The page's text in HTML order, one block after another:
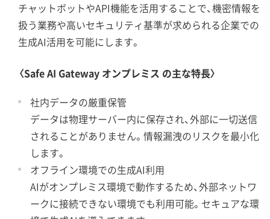
チャットボットやAPI機能を活用することで、機密情報を
扱う業務や高いセキュリティ基準が求められる企業での
生成AI活用を可能にします。
〈Safe AI Gateway オンプレミス の主な特長〉
社内データの厳重保管
データは物理サーバー内に保存され、外部に一切送信
されることがありません。情報漏洩のリスクを最小化
します。
オフライン環境での生成AI利用
AIがオンプレミス環境で動作するため、外部ネットワ
ークに接続できない環境でも利用可能。セキュアな環